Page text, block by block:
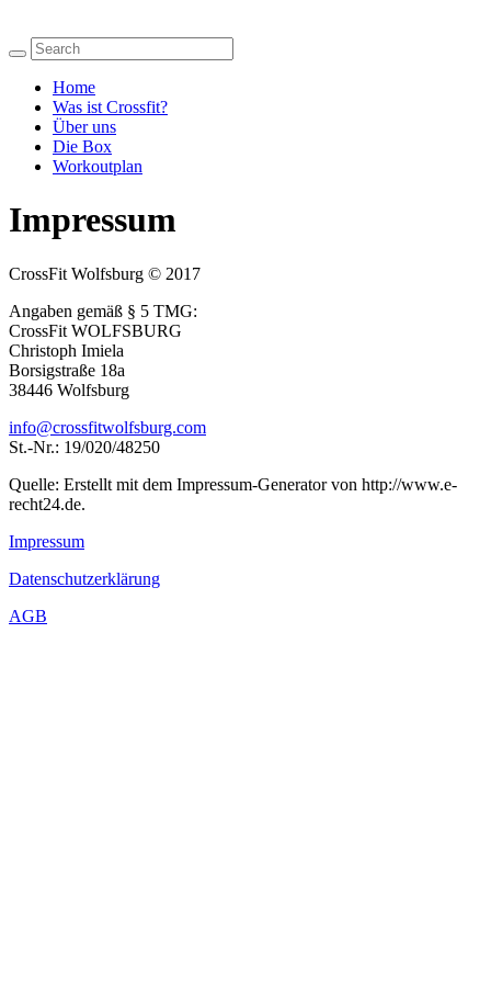
Home
Was ist Crossfit?
Über uns
Die Box
Workoutplan
Impressum
CrossFit Wolfsburg © 2017
Angaben gemäß § 5 TMG:
CrossFit WOLFSBURG
Christoph Imiela
Borsigstraße 18a
38446 Wolfsburg
info@crossfitwolfsburg.com
St.-Nr.: 19/020/48250
Quelle: Erstellt mit dem Impressum-Generator von http://www.e-
recht24.de.
Impressum
Datenschutzerklärung
AGB